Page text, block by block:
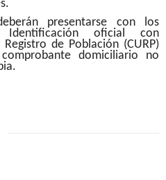
presentarse con los
Identificación oficial con
de Población (CURP)
domiciliario no